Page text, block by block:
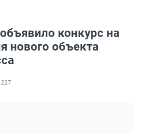
конкурс на
нового объекта
227